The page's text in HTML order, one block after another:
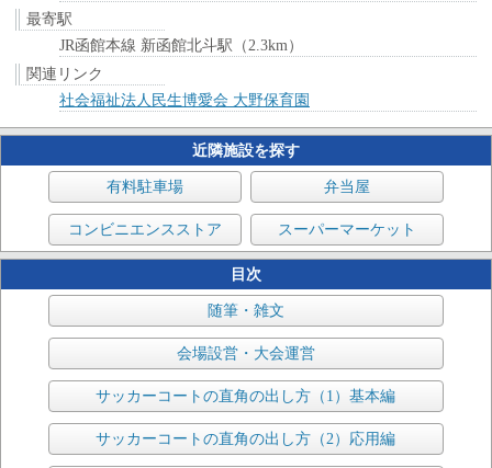
最寄駅
JR函館本線 新函館北斗駅（2.3km）
関連リンク
社会福祉法人民生博愛会 大野保育園
近隣施設を探す
有料駐車場 弁当屋
コンビニエンスストア スーパーマーケット
目次
随筆・雑文
会場設営・大会運営
サッカーコートの直角の出し方（1）基本編
サッカーコートの直角の出し方（2）応用編